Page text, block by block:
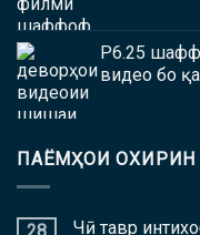
P6.25
видео бо
ПАЁМҲОИ ОХИРИН
28
Чӣ тавр